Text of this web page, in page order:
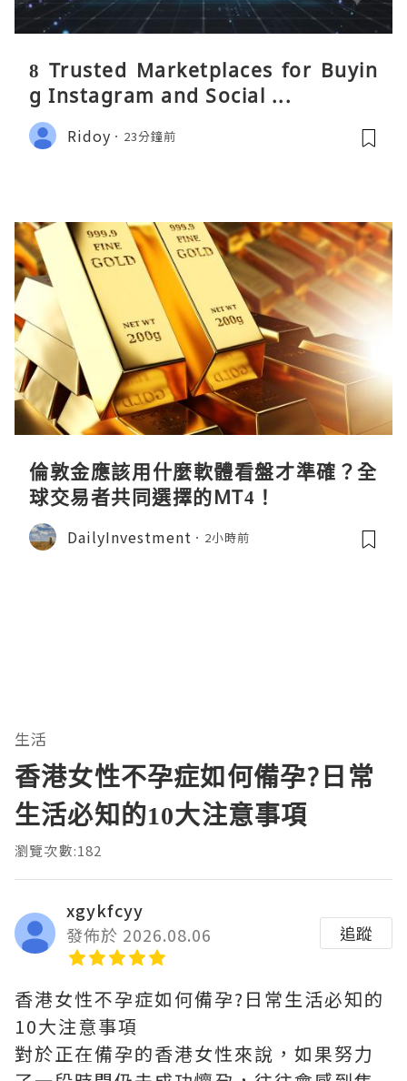
8 Trusted Marketplaces for Buyin
g Instagram and Social ...
Ridoy 23分鐘前
倫敦金應該用什麼軟體看盤才準確？全
球交易者共同選擇的MT4！
DailyInvestment 2小時前
生活
香港女性不孕症如何備孕?日常
生活必知的10大注意事項
瀏覽次數:182
xgykfcyy
發佈於 2026.08.06
追蹤
香港女性不孕症如何備孕?日常生活必知的
10大注意事項
對於正在備孕的香港女性來說，如果努力